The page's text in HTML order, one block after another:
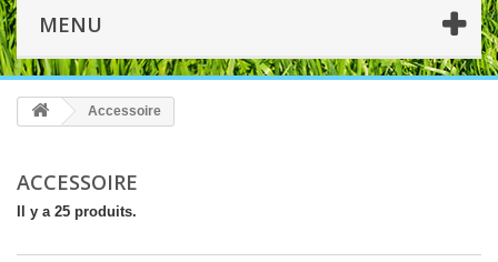
MENU
Accessoire
ACCESSOIRE
Il y a 25 produits.